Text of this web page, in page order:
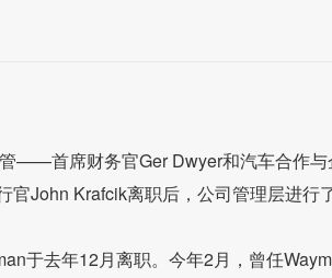
——首席财务官Ger Dwyer和汽车合作与
John Krafcik离职后，公司管理层进行
于去年12月离职。今年2月，曾任